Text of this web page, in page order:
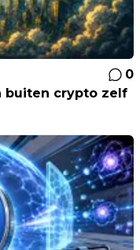
0
buiten crypto zelf